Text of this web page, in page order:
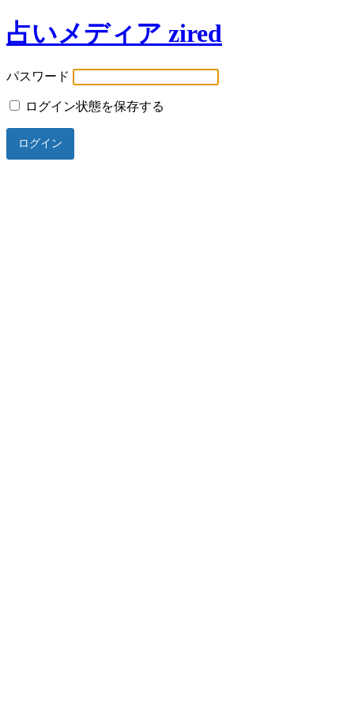
占いメディア zired
パスワード
ログイン状態を保存する